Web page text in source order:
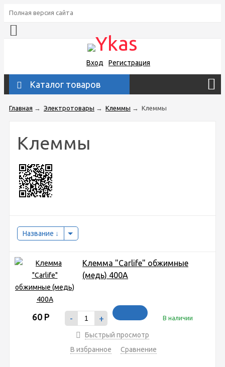
Полная версия сайта
Вход Регистрация
Каталог товаров
Главная → Электротовары → Клеммы → Клеммы
Клеммы
Название
Клемма "Carlife" обжимные
(медь) 400A
60 Р - + В наличии
Быстрый просмотр
В избранное
Сравнение